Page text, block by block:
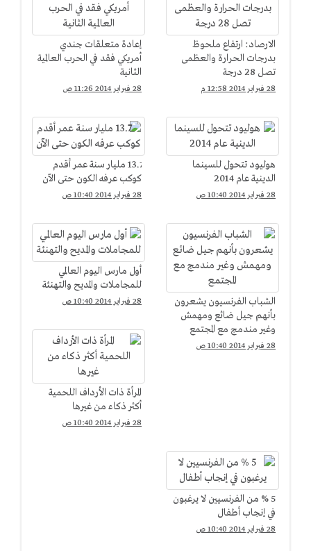
الارصاد: ارتفاع ملحوظ
بدرجات الحرارة والعظمى
تصل 28 درجة
28 فبراير 2014 12:58 م
إعادة متعلقات جندي
أمريكي فقد في الحرب العالمية
الثانية
28 فبراير 2014 11:26 ص
هوليود تتحول للسينما
الدينية عام 2014
28 فبراير 2014 10:40 ص
13.7 مليار سنة عمر أقدم
كوكب عرفه الكون حتى الآن
28 فبراير 2014 10:40 ص
الشباب الفرنسيون يشعرون
بأنهم جيل ضائع ومهمش
وغير مندمج مع المجتمع
28 فبراير 2014 10:40 ص
أول مارس اليوم العالمي
للمجاملات والمديح والتهنئة
28 فبراير 2014 10:40 ص
المرأة ذات الأرداف اللحمية
أكثر ذكاء من غيرها
28 فبراير 2014 10:40 ص
5 % من الفرنسيين لا يرغبون
في إنجاب أطفال
28 فبراير 2014 10:40 ص